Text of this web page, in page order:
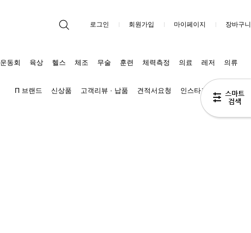
로그인 회원가입 마이페이지 장바구니
운동회 육상 헬스 체조 무술 훈련 체력측정 의료 레저 의류
Π 브랜드 신상품 고객리뷰 · 납품 견적서요청 인스타그램 블로그 Π